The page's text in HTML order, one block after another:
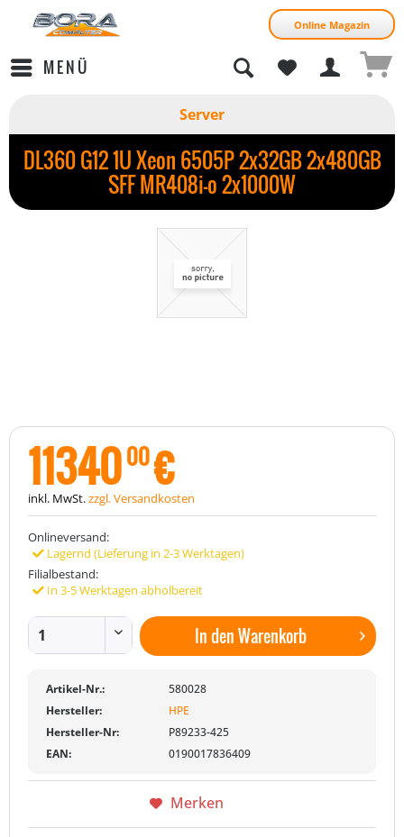
Online Magazin
MENÜ
Server
DL360 G12 1U Xeon 6505P 2x32GB 2x480GB
SFF MR408i-o 2x1000W
1134000€
inkl. MwSt.zzgl. Versandkosten
Onlineversand:
Lagernd (Lieferung in 2-3 Werktagen)
Filialbestand:
In 3-5 Werktagen abholbereit
In denWarenkorb
Artikel-Nr.:
580028
Hersteller:
HPE
Hersteller-Nr:
P89233-425
EAN:
0190017836409
Merken